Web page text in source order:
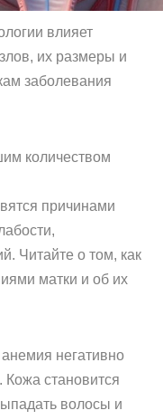
влияет
их размеры и
заболевания
количеством
причинами
Читайте о том, как
матки и об их
негативно
становится
волосы и